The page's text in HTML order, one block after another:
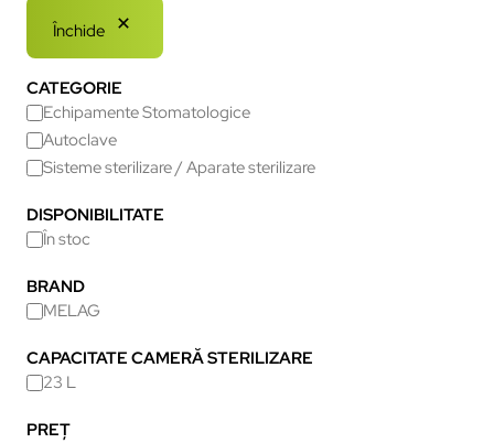
Închide
CATEGORIE
Echipamente Stomatologice
Autoclave
Sisteme sterilizare / Aparate sterilizare
DISPONIBILITATE
În stoc
BRAND
MELAG
CAPACITATE CAMERĂ STERILIZARE
23 L
PREȚ